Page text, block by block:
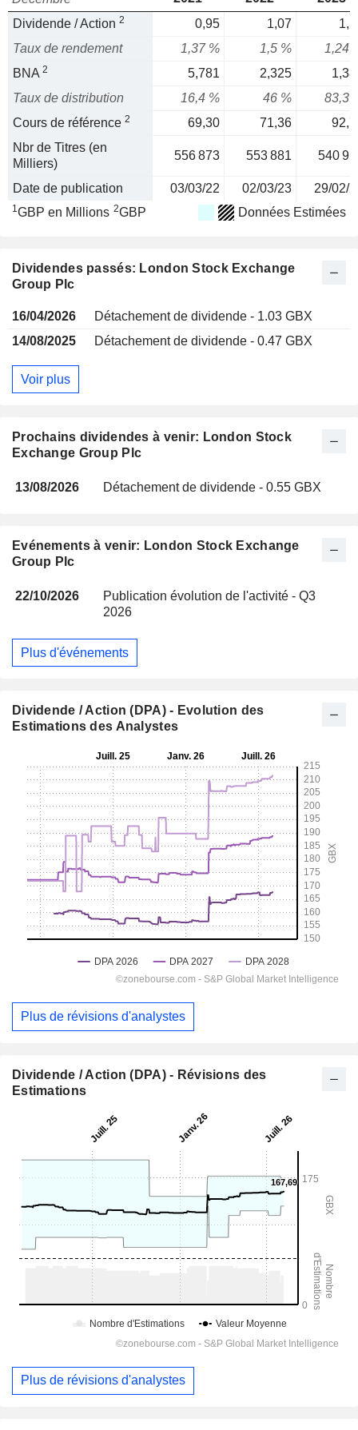
Prochains dividendes à venir: London Stock
Exchange Group Plc
13/08/2026 Détachement de dividende - 0.55 GBX
Dividende / Action 2 0,95 1,07
Taux de rendement
1,37 % 1,5 %
1,24
BNA 2 5,781 2,325
Taux de distribution
16,4 % 46 %
83,3
Cours de référence 2 69,30 71,36
Nbr de Titres (en
Milliers)
556 873 553 881 540
Date de publication 03/03/22 02/03/23 29/02/
1GBP en Millions 2GBP Données Estimées
Dividendes passés: London Stock Exchange
Group Plc
16/04/2026
Détachement de dividende - 1.03 GBX
14/08/2025
Détachement de dividende - 0.47 GBX
Voir plus
Evénements à venir: London Stock Exchange
Group Plc
22/10/2026
Publication évolution de l'activité - Q3
2026
Plus d'événements
Dividende / Action (DPA) - Evolution des
Estimations des Analystes
Plus de révisions d'analystes
Dividende / Action (DPA) - Révisions des
Estimations
Plus de révisions d'analystes